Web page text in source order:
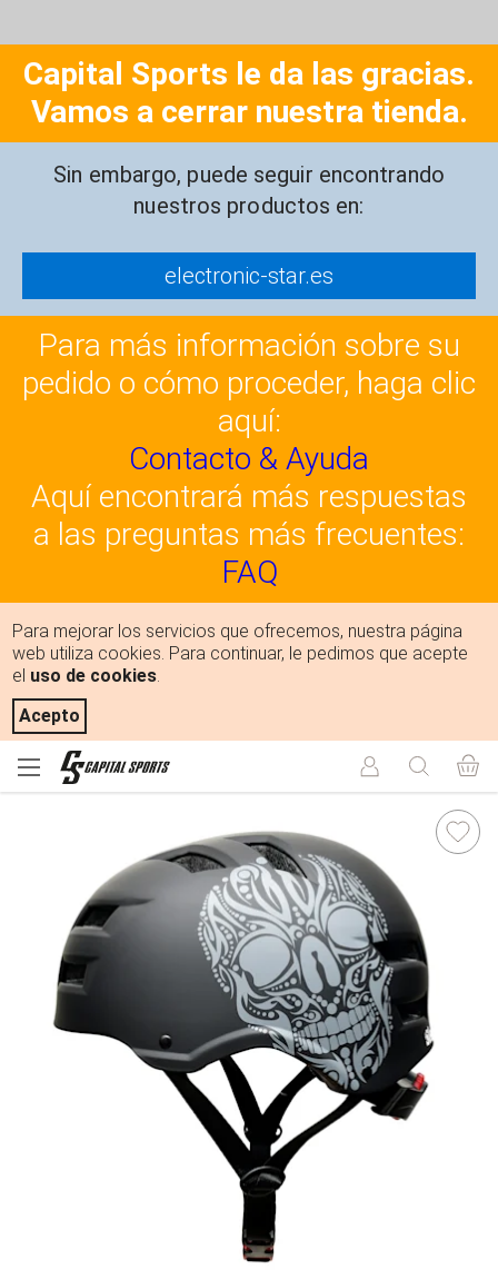
Capital Sports le da las gracias.
Vamos a cerrar nuestra tienda.
Sin embargo, puede seguir encontrando
nuestros productos en:
electronic-star.es
Para más información sobre su
pedido o cómo proceder, haga clic
aquí:
Contacto & Ayuda
Aquí encontrará más respuestas
a las preguntas más frecuentes:
FAQ
Para mejorar los servicios que ofrecemos, nuestra página
web utiliza cookies. Para continuar, le pedimos que acepte
el uso de cookies.
Acepto